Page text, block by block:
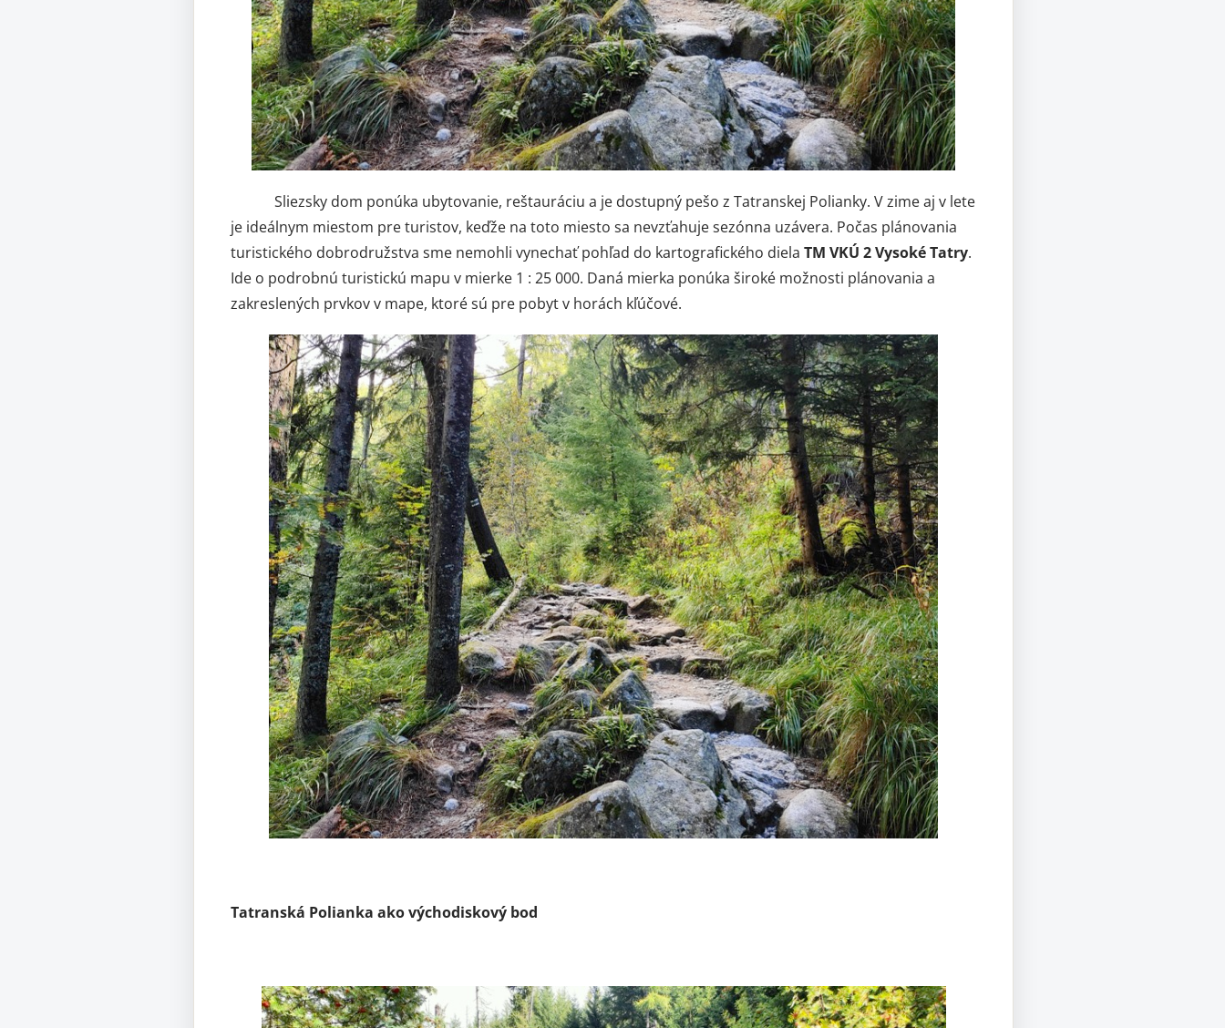
Sliezsky dom ponúka ubytovanie, reštauráciu a je dostupný pešo z Tatranskej Polianky. V zime aj v lete
je ideálnym miestom pre turistov, keďže na toto miesto sa nevzťahuje sezónna uzávera. Počas plánovania
turistického dobrodružstva sme nemohli vynechať pohľad do kartografického diela TM VKÚ 2 Vysoké Tatry.
Ide o podrobnú turistickú mapu v mierke 1 : 25 000. Daná mierka ponúka široké možnosti plánovania a
zakreslených prvkov v mape, ktoré sú pre pobyt v horách kľúčové.
Tatranská Polianka ako východiskový bod